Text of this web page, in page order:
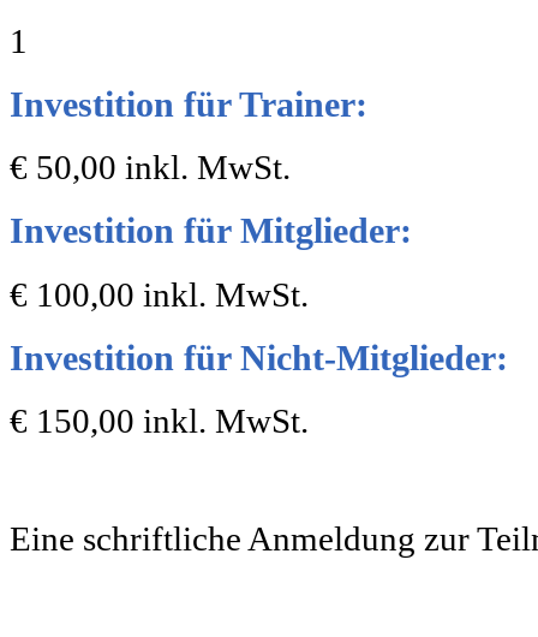
1
Investition für Trainer:
€ 50,00 inkl. MwSt.
Investition für Mitglieder:
€ 100,00 inkl. MwSt.
Investition für Nicht-Mitglieder:
€ 150,00 inkl. MwSt.
Eine schriftliche Anmeldung zur